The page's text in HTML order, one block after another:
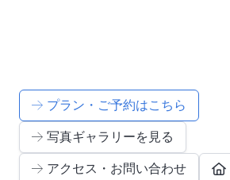
プラン・ご予約はこちら
写真ギャラリーを見る
アクセス・お問い合わせ